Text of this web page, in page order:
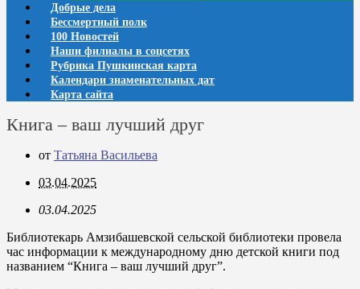
Добрые дела
Бессмертный полк
100 Новостей
Наши филиалы в соцсетях
Рубрика Пушкинская карта
Календари знаменательных дат
Карта сайта
Книга – ваш лучший друг
от Татьяна Васильева
03.04.2025
03.04.2025
Библиотекарь Амзибашевской сельской библиотеки провела
час информации к международному дню детской книги под
названием “Книга – ваш лучший друг”.